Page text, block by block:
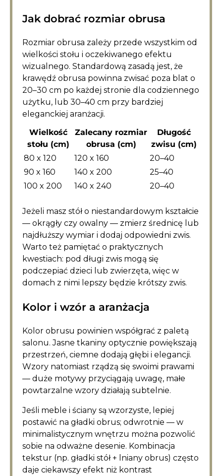
Jak dobrać rozmiar obrusa
Rozmiar obrusa zależy przede wszystkim od
wielkości stołu i oczekiwanego efektu
wizualnego. Standardową zasadą jest, że
krawędź obrusa powinna zwisać poza blat o
20–30 cm po każdej stronie dla codziennego
użytku, lub 30–40 cm przy bardziej
eleganckiej aranżacji.
Wielkość
stołu (cm)
Zalecany rozmiar
obrusa (cm)
Długość
zwisu (cm)
80 x 120
120 x 160
20–40
90 x 160
140 x 200
25–40
100 x 200
140 x 240 20–40
Jeżeli masz stół o niestandardowym kształcie
— okrągły czy owalny — zmierz średnicę lub
najdłuższy wymiar i dodaj odpowiedni zwis.
Warto też pamiętać o praktycznych
kwestiach: pod długi zwis mogą się
podczepiać dzieci lub zwierzęta, więc w
domach z nimi lepszy będzie krótszy zwis.
Kolor i wzór a aranżacja
Kolor obrusu powinien współgrać z paletą
salonu. Jasne tkaniny optycznie powiększają
przestrzeń, ciemne dodają głębi i elegancji.
Wzory natomiast rządzą się swoimi prawami
— duże motywy przyciągają uwagę, małe
powtarzalne wzory działają subtelnie.
Jeśli meble i ściany są wzorzyste, lepiej
postawić na gładki obrus; odwrotnie — w
minimalistycznym wnętrzu można pozwolić
sobie na odważne desenie. Kombinacja
tekstur (np. gładki stół + lniany obrus) często
daje ciekawszy efekt niż kontrast